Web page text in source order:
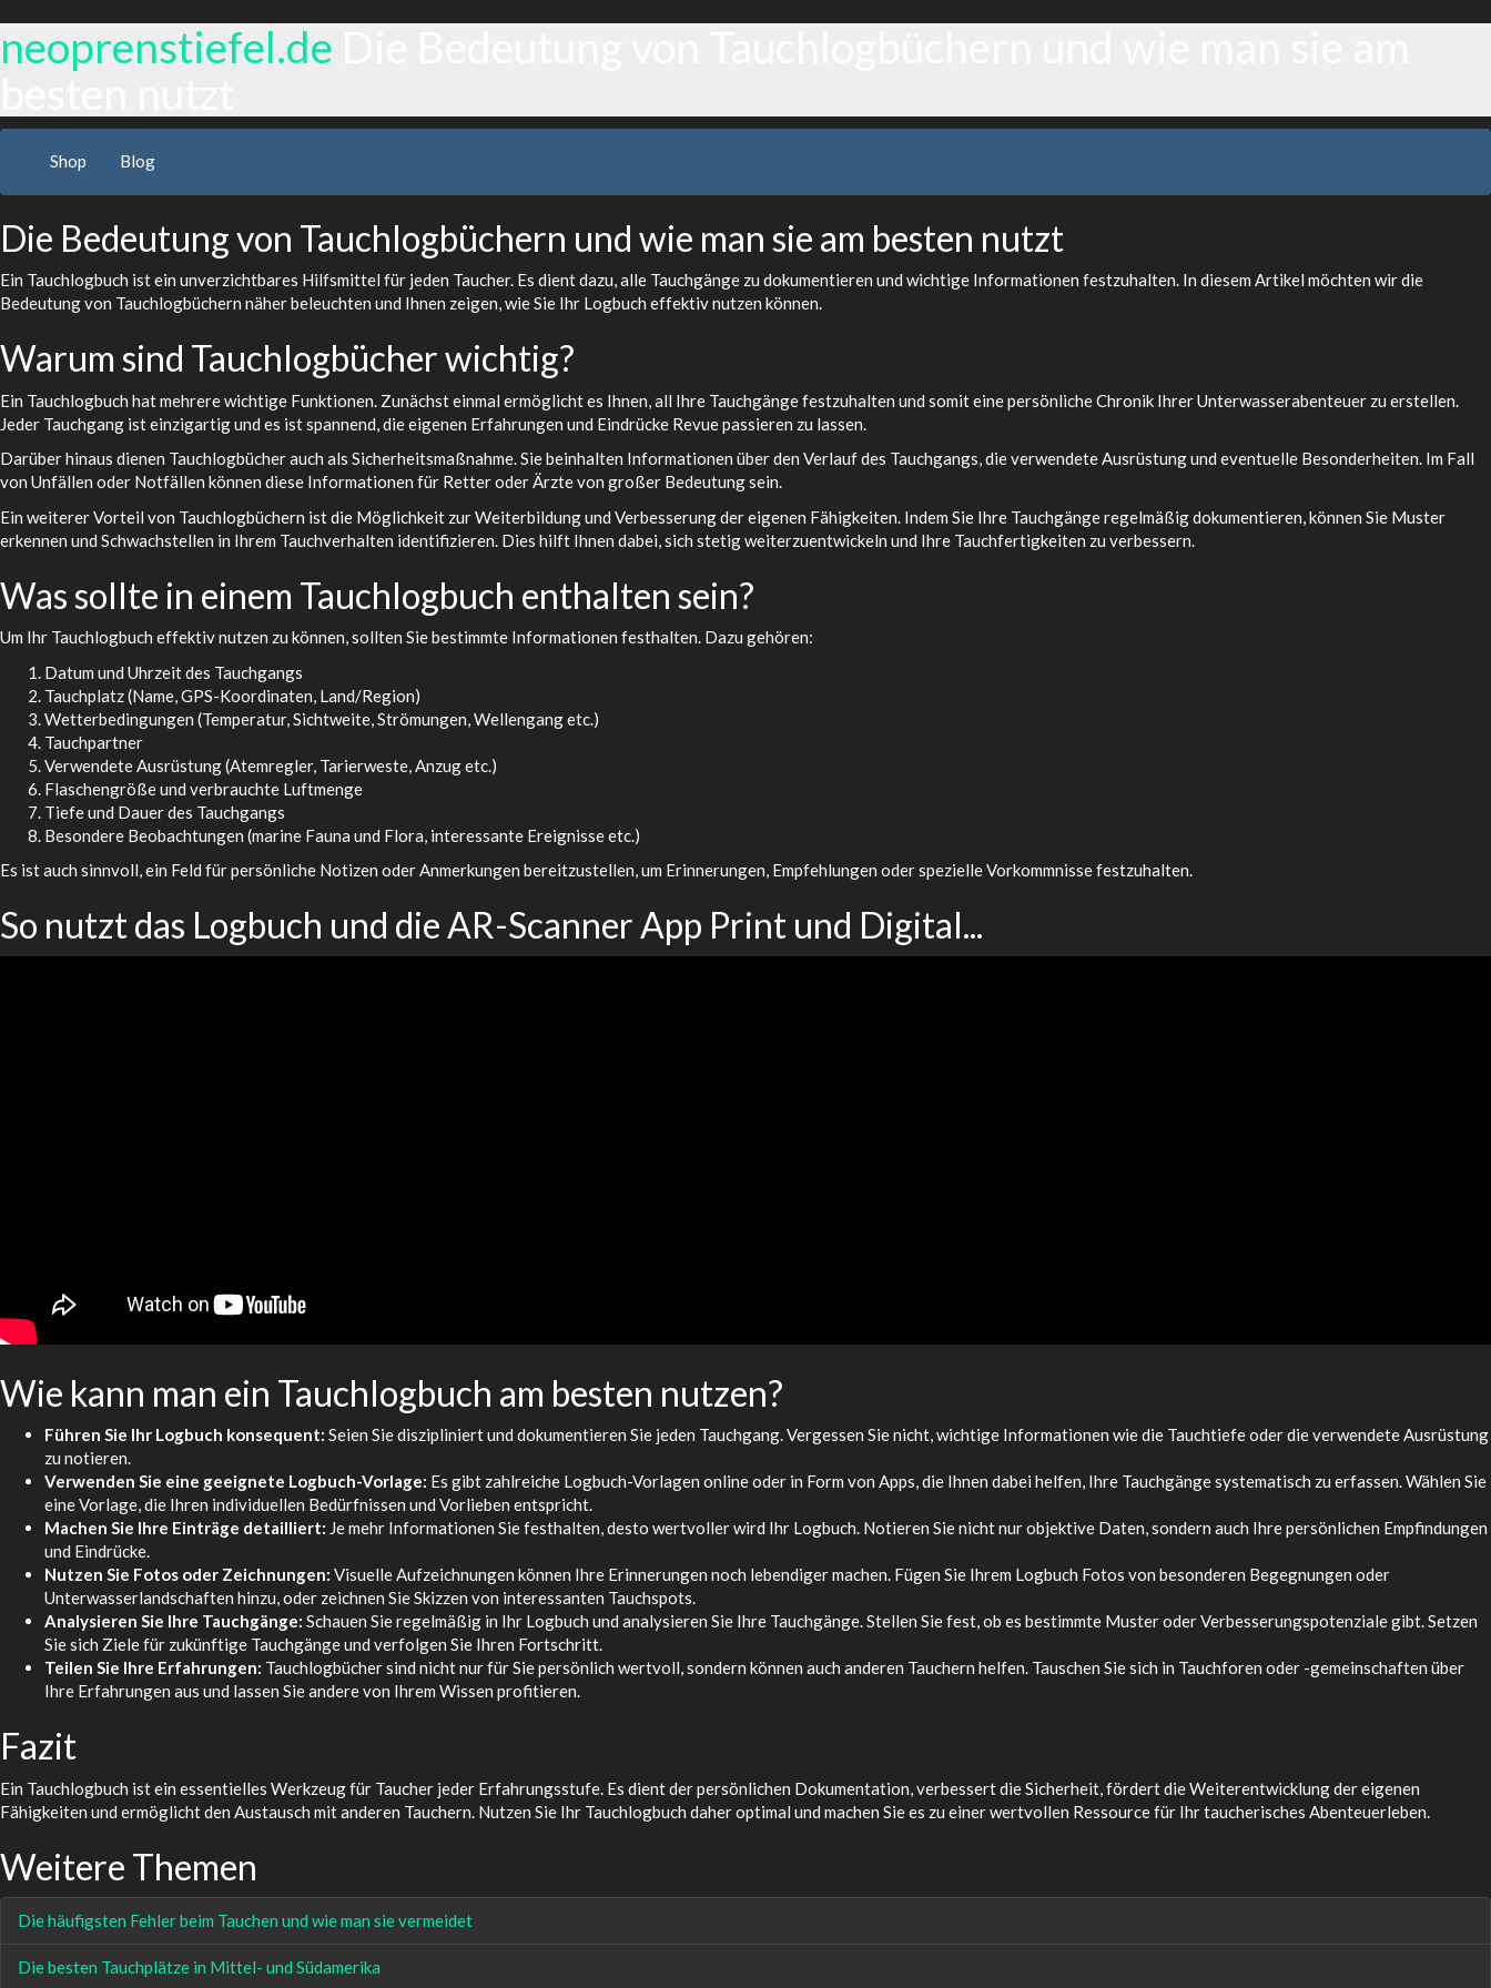
neoprenstiefel.de
Shop Blog
Die Bedeutung von Tauchlogbüchern und wie man sie am besten nutzt
Ein Tauchlogbuch ist ein unverzichtbares Hilfsmittel für jeden Taucher. Es dient dazu, alle Tauchgänge zu dokumentieren und wichtige Informationen festzuhalten. In diesem Artikel möchten wir die
Bedeutung von Tauchlogbüchern näher beleuchten und Ihnen zeigen, wie Sie Ihr Logbuch effektiv nutzen können.
Warum sind Tauchlogbücher wichtig?
Ein Tauchlogbuch hat mehrere wichtige Funktionen. Zunächst einmal ermöglicht es Ihnen, all Ihre Tauchgänge festzuhalten und somit eine persönliche Chronik Ihrer Unterwasserabenteuer zu erstellen.
Jeder Tauchgang ist einzigartig und es ist spannend, die eigenen Erfahrungen und Eindrücke Revue passieren zu lassen.
Darüber hinaus dienen Tauchlogbücher auch als Sicherheitsmaßnahme. Sie beinhalten Informationen über den Verlauf des Tauchgangs, die verwendete Ausrüstung und eventuelle Besonderheiten. Im Fall
von Unfällen oder Notfällen können diese Informationen für Retter oder Ärzte von großer Bedeutung sein.
Ein weiterer Vorteil von Tauchlogbüchern ist die Möglichkeit zur Weiterbildung und Verbesserung der eigenen Fähigkeiten. Indem Sie Ihre Tauchgänge regelmäßig dokumentieren, können Sie Muster
erkennen und Schwachstellen in Ihrem Tauchverhalten identifizieren. Dies hilft Ihnen dabei, sich stetig weiterzuentwickeln und Ihre Tauchfertigkeiten zu verbessern.
Was sollte in einem Tauchlogbuch enthalten sein?
Um Ihr Tauchlogbuch effektiv nutzen zu können, sollten Sie bestimmte Informationen festhalten. Dazu gehören:
Datum und Uhrzeit des Tauchgangs
Tauchplatz (Name, GPS-Koordinaten, Land/Region)
Wetterbedingungen (Temperatur, Sichtweite, Strömungen, Wellengang etc.)
Tauchpartner
Verwendete Ausrüstung (Atemregler, Tarierweste, Anzug etc.)
Flaschengröße und verbrauchte Luftmenge
Tiefe und Dauer des Tauchgangs
Besondere Beobachtungen (marine Fauna und Flora, interessante Ereignisse etc.)
Es ist auch sinnvoll, ein Feld für persönliche Notizen oder Anmerkungen bereitzustellen, um Erinnerungen, Empfehlungen oder spezielle Vorkommnisse festzuhalten.
So nutzt das Logbuch und die AR-Scanner App Print und Digital...
Wie kann man ein Tauchlogbuch am besten nutzen?
Führen Sie Ihr Logbuch konsequent: Seien Sie diszipliniert und dokumentieren Sie jeden Tauchgang. Vergessen Sie nicht, wichtige Informationen wie die Tauchtiefe oder die verwendete Ausrüstung
zu notieren.
Verwenden Sie eine geeignete Logbuch-Vorlage: Es gibt zahlreiche Logbuch-Vorlagen online oder in Form von Apps, die Ihnen dabei helfen, Ihre Tauchgänge systematisch zu erfassen. Wählen Sie
eine Vorlage, die Ihren individuellen Bedürfnissen und Vorlieben entspricht.
Machen Sie Ihre Einträge detailliert: Je mehr Informationen Sie festhalten, desto wertvoller wird Ihr Logbuch. Notieren Sie nicht nur objektive Daten, sondern auch Ihre persönlichen Empfindungen
und Eindrücke.
Nutzen Sie Fotos oder Zeichnungen: Visuelle Aufzeichnungen können Ihre Erinnerungen noch lebendiger machen. Fügen Sie Ihrem Logbuch Fotos von besonderen Begegnungen oder
Unterwasserlandschaften hinzu, oder zeichnen Sie Skizzen von interessanten Tauchspots.
Analysieren Sie Ihre Tauchgänge: Schauen Sie regelmäßig in Ihr Logbuch und analysieren Sie Ihre Tauchgänge. Stellen Sie fest, ob es bestimmte Muster oder Verbesserungspotenziale gibt. Setzen
Sie sich Ziele für zukünftige Tauchgänge und verfolgen Sie Ihren Fortschritt.
Teilen Sie Ihre Erfahrungen: Tauchlogbücher sind nicht nur für Sie persönlich wertvoll, sondern können auch anderen Tauchern helfen. Tauschen Sie sich in Tauchforen oder -gemeinschaften über
Ihre Erfahrungen aus und lassen Sie andere von Ihrem Wissen profitieren.
Fazit
Ein Tauchlogbuch ist ein essentielles Werkzeug für Taucher jeder Erfahrungsstufe. Es dient der persönlichen Dokumentation, verbessert die Sicherheit, fördert die Weiterentwicklung der eigenen
Fähigkeiten und ermöglicht den Austausch mit anderen Tauchern. Nutzen Sie Ihr Tauchlogbuch daher optimal und machen Sie es zu einer wertvollen Ressource für Ihr taucherisches Abenteuerleben.
Weitere Themen
Die häufigsten Fehler beim Tauchen und wie man sie vermeidet
Die besten Tauchplätze in Mittel- und Südamerika